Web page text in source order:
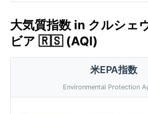
大気質指数 in クルシェ
ビア 🇷🇸 (AQI)
米EPA指数
Environmental Protection